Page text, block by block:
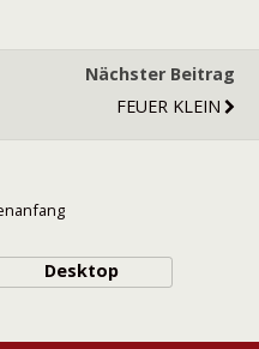
Nächster Beitrag
FEUER KLEIN
Desktop